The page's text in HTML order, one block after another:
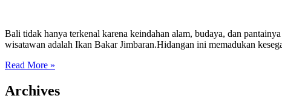
Bali tidak hanya terkenal karena keindahan alam, budaya, dan
wisatawan adalah Ikan Bakar Jimbaran.Hidangan ini memadukan
Read More »
Archives